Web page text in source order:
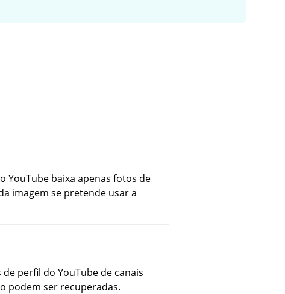
YouTube baixa apenas fotos de
imagem se pretende usar a
perfil do YouTube de canais
podem ser recuperadas.